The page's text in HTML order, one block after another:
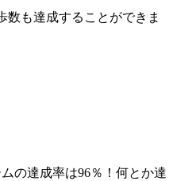
数も達成することができま
の達成率は96％！何とか達